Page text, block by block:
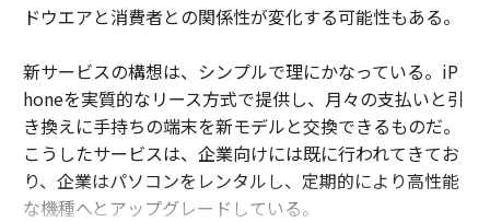
ドウエアと消費者との関係性が変化する可能性もある。
新サービスの構想は、シンプルで理にかなっている。iP
honeを実質的なリース方式で提供し、月々の支払いと引
き換えに手持ちの端末を新モデルと交換できるものだ。
こうしたサービスは、企業向けには既に行われてきてお
り、企業はパソコンをレンタルし、定期的により高性能
な機種へとアップグレードしている。